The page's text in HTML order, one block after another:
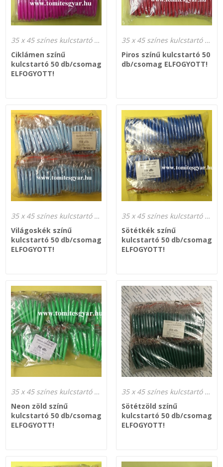
35 x 45 színes kulcstartó gyártás
Ciklámen színű
kulcstartó 50 db/csomag
ELFOGYOTT!
35 x 45 színes kulcstartó gyártás
Piros színű kulcstartó 50
db/csomag ELFOGYOTT!
35 x 45 színes kulcstartó gyártás
Világoskék színű
kulcstartó 50 db/csomag
ELFOGYOTT!
35 x 45 színes kulcstartó gyártás
Sötétkék színű
kulcstartó 50 db/csomag
ELFOGYOTT!
35 x 45 színes kulcstartó gyártás
Neon zöld színű
kulcstartó 50 db/csomag
ELFOGYOTT!
35 x 45 színes kulcstartó gyártás
Sötétzöld színű
kulcstartó 50 db/csomag
ELFOGYOTT!